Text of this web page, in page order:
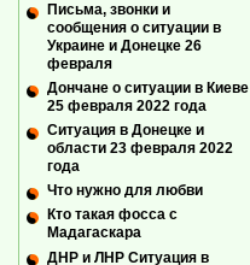
Письма, звонки и
сообщения о ситуации в
Украине и Донецке 26
февраля
Дончане о ситуации в Киеве
25 февраля 2022 года
Ситуация в Донецке и
области 23 февраля 2022
года
Что нужно для любви
Кто такая фосса с
Мадагаскара
ДНР и ЛНР Ситуация в